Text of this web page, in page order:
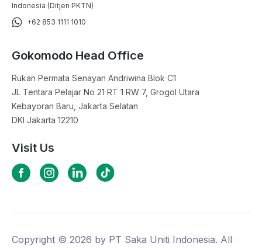
Indonesia (Ditjen PKTN)
+62 853 1111 1010
Gokomodo Head Office
Rukan Permata Senayan Andriwina Blok C1
JL Tentara Pelajar No 21 RT 1 RW 7, Grogol Utara
Kebayoran Baru, Jakarta Selatan
DKI Jakarta 12210
Visit Us
Copyright © 2026 by PT Saka Uniti Indonesia. All